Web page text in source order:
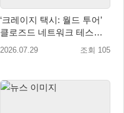
‘크레이지 택시: 월드 투어’
클로즈드 네트워크 테스트
참가자 모집 시작
2026.07.29 조회 105